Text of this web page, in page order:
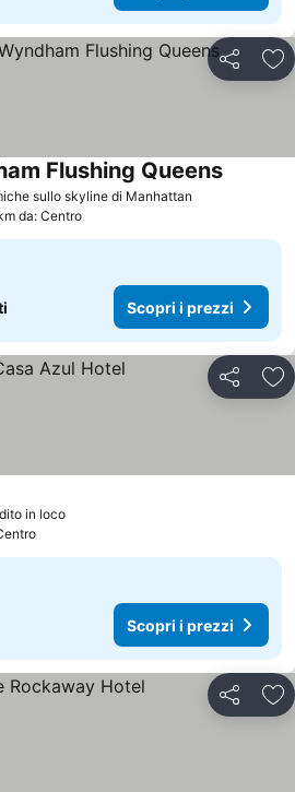
Condividi
sullo skyline di Manhattan
Flushing QueensScopri i
da: Centro
Scopri i prezzi
Condividi
in locoScopri i prezzi
i prezzi
Scopri i prezzi
Condividi